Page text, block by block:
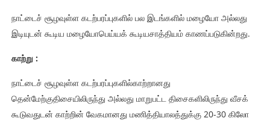
நாட்டைச் சூழவுள்ள கடற்பரப்புகளில் பல இடங்களில் மழையோ அல்லது
இடியுடன் கூடிய மழையோபெய்யக் கூடியசாத்தியம் காணப்படுகின்றது.
காற்று:
நாட்டைச் சூழவுள்ள கடற்பரப்புகளில்காற்றானது
தென்மேற்குதிசையிலிருந்து அல்லது மாறுபட்ட திசைகளிலிருந்து வீசக்
கூடுவதுடன் காற்றின் வேகமானது மணித்தியாலத்துக்கு 20-30 கிலோ